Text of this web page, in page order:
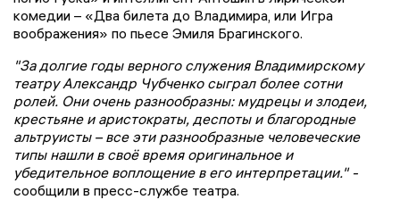
комедии – «Два билета до Владимира, или Игра
воображения» по пьесе Эмиля Брагинского.
"За долгие годы верного служения Владимирскому
театру Александр Чубченко сыграл более сотни
ролей. Они очень разнообразны: мудрецы и злодеи,
крестьяне и аристократы, деспоты и благородные
альтруисты – все эти разнообразные человеческие
типы нашли в своё время оригинальное и
убедительное воплощение в его интерпретации." -
сообщили в пресс-службе театра.